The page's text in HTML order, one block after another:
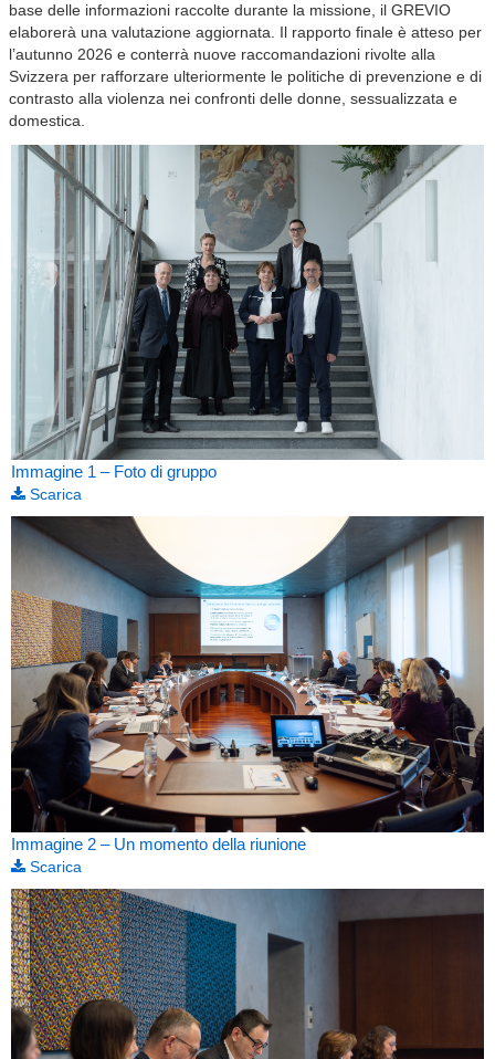
base delle informazioni raccolte durante la missione, il GREVIO
elaborerà una valutazione aggiornata. Il rapporto finale è atteso per
l’autunno 2026 e conterrà nuove raccomandazioni rivolte alla
Svizzera per rafforzare ulteriormente le politiche di prevenzione e di
contrasto alla violenza nei confronti delle donne, sessualizzata e
domestica.
Immagine 1 – Foto di gruppo
Scarica
Immagine 2 – Un momento della riunione
Scarica